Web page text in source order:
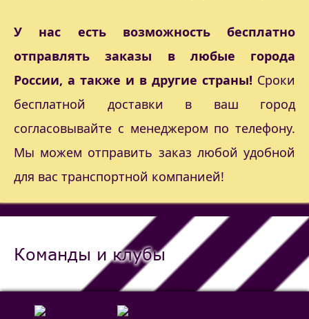
У нас есть возможность бесплатно
отправлять заказы в любые города
России, а также и в другие страны! Сроки
бесплатной доставки в ваш город
согласовывайте с менеджером по телефону.
Мы можем отправить заказ любой удобной
для вас транспортной компанией!
Команды и клубы